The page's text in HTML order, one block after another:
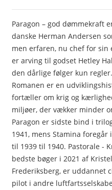
Paragon – god dømmekraft
danske Herman Andersen
men erfaren, nu chef for sin
er arving til godset Hetley
den dårlige følger kun
Romanen er en
fortæller om krig og
miljøer, der vækker minder
Paragon er sidste bind i
1941, mens Stamina
til 1939 til 1940. Pastorale -
bedste bøger i 2021 af
Frederiksberg, er uddannet
pilot i andre